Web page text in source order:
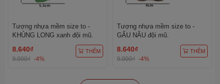
Tượng nhựa mềm size to -
KHỦNG LONG xanh đội mũ.
8.640₫
9.000₫ -4%
THÊM
Tượng nhựa mềm size to -
GẤU NÂU đội mũ.
8.640₫
9.000₫ -4%
THÊM